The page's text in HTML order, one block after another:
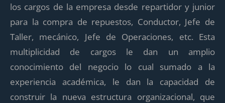
los cargos de la empresa desde repartidor y junior
para la compra de repuestos, Conductor, Jefe de
Taller, mecánico, Jefe de Operaciones, etc. Esta
multiplicidad de cargos le dan un amplio
conocimiento del negocio lo cual sumado a la
experiencia académica, le dan la capacidad de
construir la nueva estructura organizacional, que